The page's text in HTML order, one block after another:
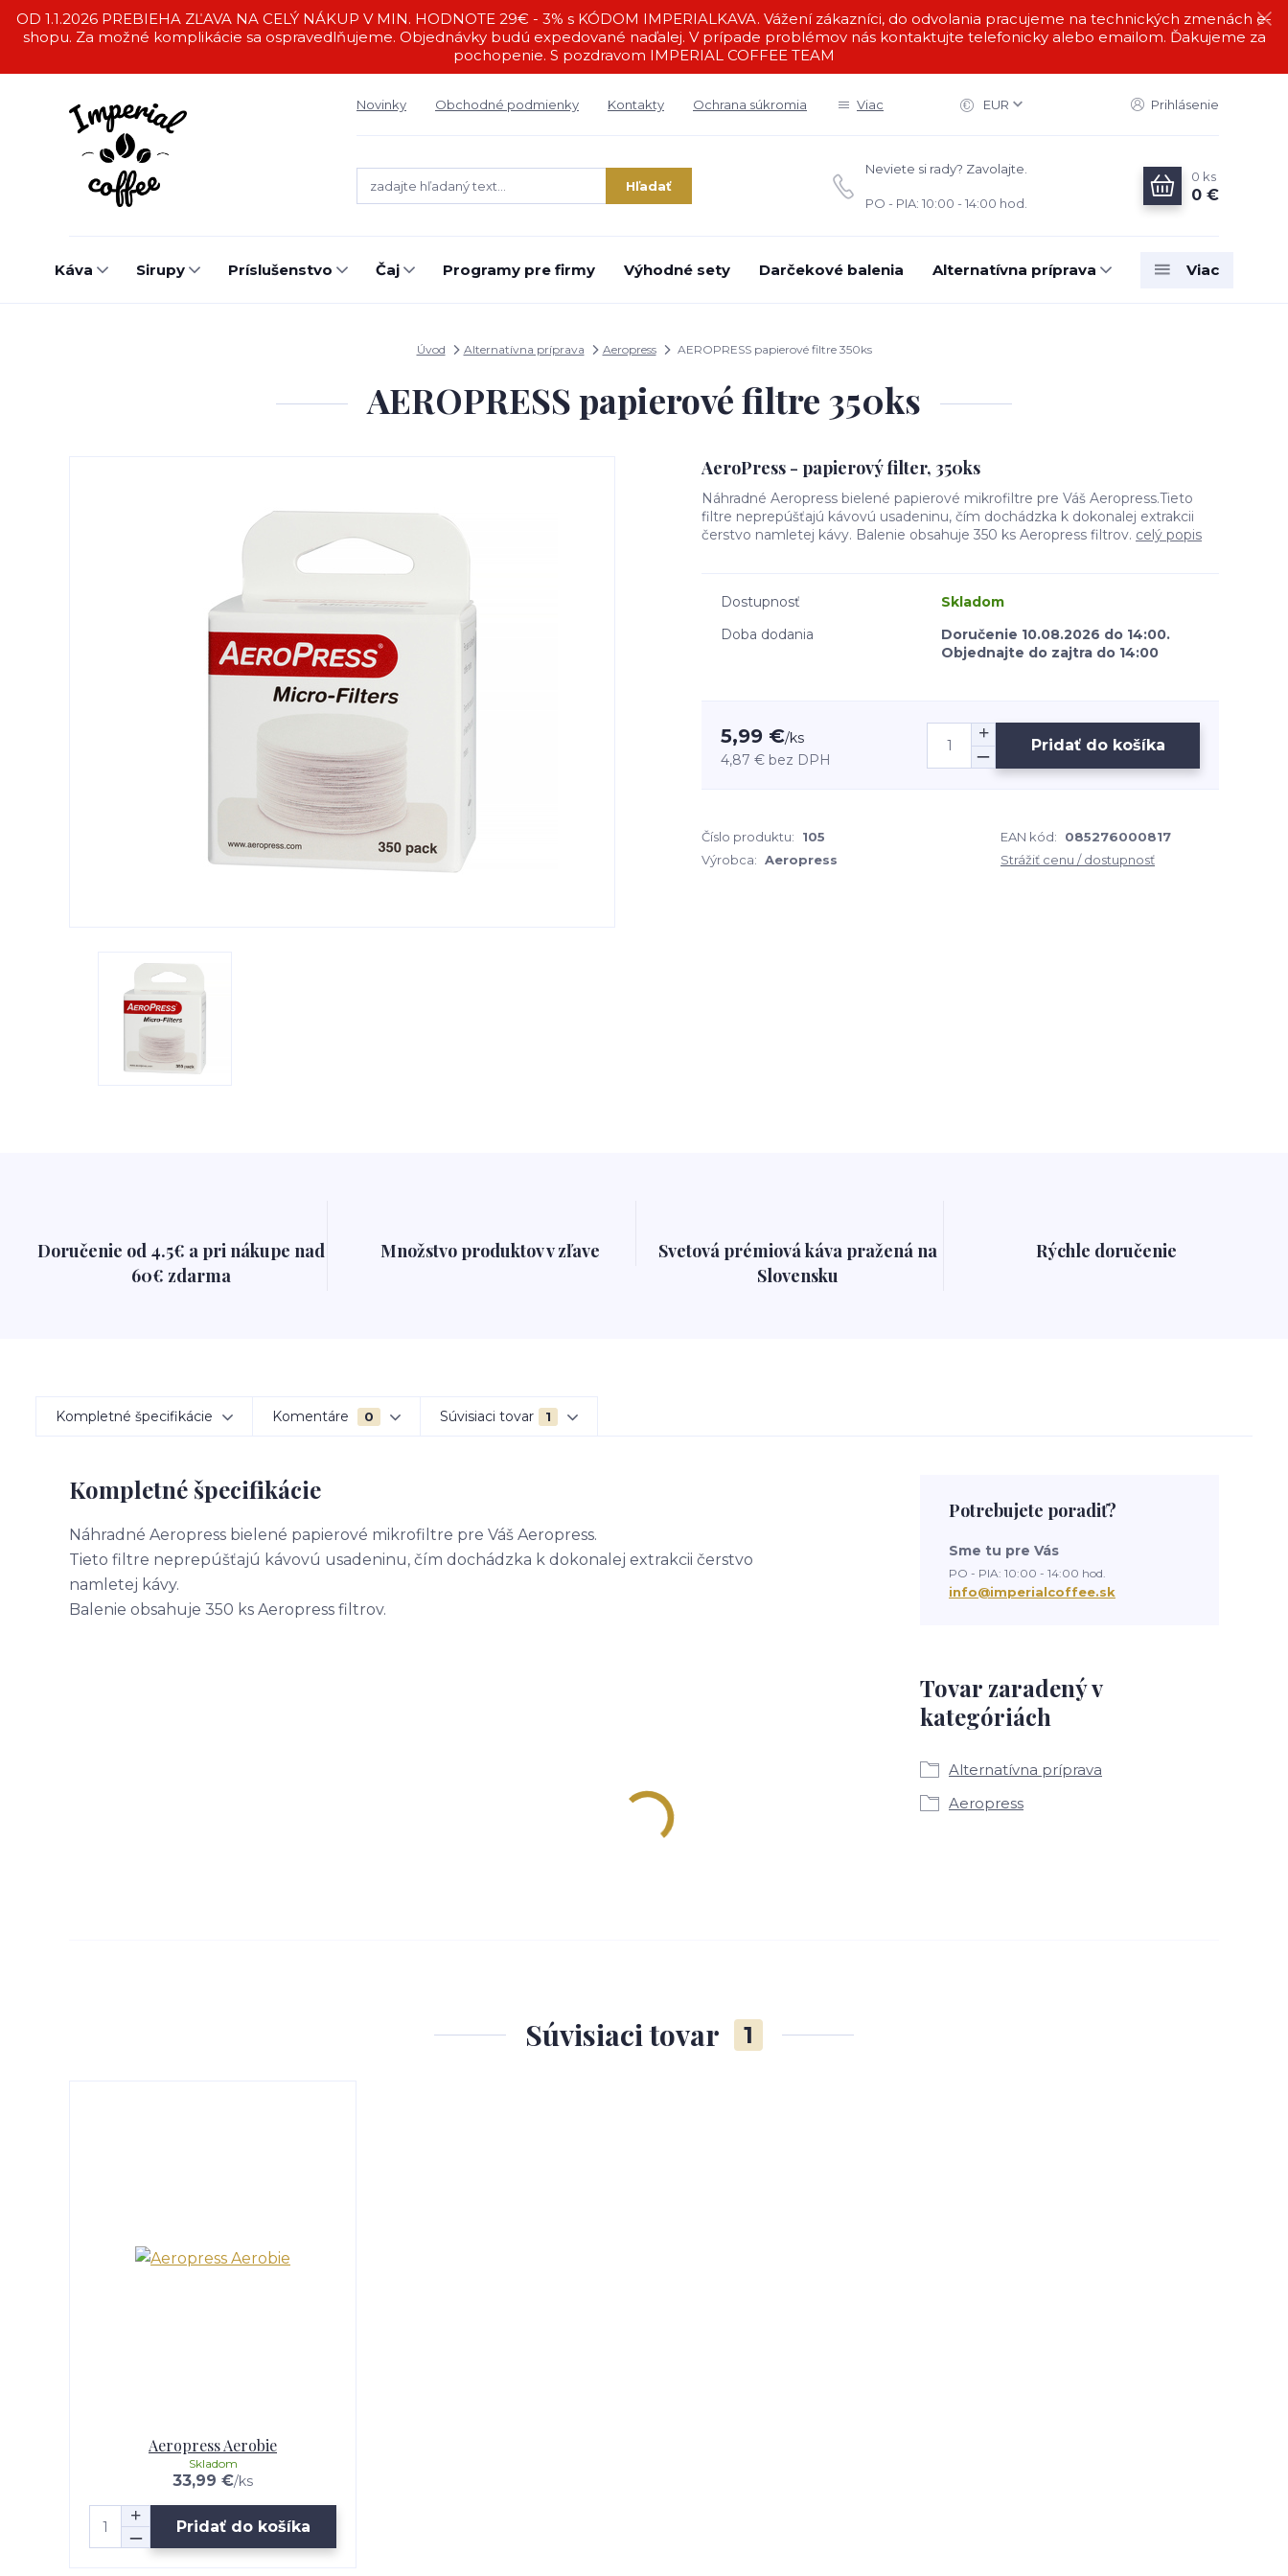
OD 1.1.2026 PREBIEHA ZĽAVA NA CELÝ NÁKUP V MIN. HODNOTE 29€ - 3% s KÓDOM IMPERIALKAVA. Vážení zákazníci, do odvolania pracujeme na technických zmenách e-
shopu. Za možné komplikácie sa ospravedlňujeme. Objednávky budú expedované naďalej. V prípade problémov nás kontaktujte telefonicky alebo emailom. Ďakujeme za
pochopenie. S pozdravom IMPERIAL COFFEE TEAM
Novinky Obchodné podmienky Kontakty Ochrana súkromia Viac EUR Prihlásenie
Hľadať
Neviete si rady? Zavolajte.
PO - PIA: 10:00 - 14:00 hod.
0 ks
0 €
Káva Sirupy Príslušenstvo Čaj Programy pre firmy Výhodné sety Darčekové balenia Alternatívna príprava Viac
Úvod Alternatívna príprava Aeropress AEROPRESS papierové filtre 350ks
AEROPRESS papierové filtre 350ks
AeroPress - papierový filter, 350ks
Náhradné Aeropress bielené papierové mikrofiltre pre Váš Aeropress.Tieto
filtre neprepúšťajú kávovú usadeninu, čím dochádzka k dokonalej extrakcii
čerstvo namletej kávy. Balenie obsahuje 350 ks Aeropress filtrov. celý popis
Dostupnosť
Skladom
Doba dodania
Doručenie 10.08.2026 do 14:00.
Objednajte do zajtra do 14:00
5,99 €/ks
4,87 € bez DPH
Pridať do košíka
Číslo produktu: 105 EAN kód:
085276000817
Výrobca: Aeropress Strážiť cenu / dostupnosť
Doručenie od 4.5€ a pri nákupe nad
60€ zdarma
Množstvo produktov v zľave
Svetová prémiová káva pražená na
Slovensku
Rýchle doručenie
Kompletné špecifikácie Komentáre 0 Súvisiaci tovar 1
Kompletné špecifikácie
Náhradné Aeropress bielené papierové mikrofiltre pre Váš Aeropress.
Tieto filtre neprepúšťajú kávovú usadeninu, čím dochádzka k dokonalej extrakcii čerstvo
namletej kávy.
Balenie obsahuje 350 ks Aeropress filtrov.
Tovar zaradený v
kategóriách
Alternatívna príprava
Aeropress
Potrebujete poradiť?
Sme tu pre Vás
PO - PIA: 10:00 - 14:00 hod.
info@imperialcoffee.sk
Súvisiaci tovar 1
Aeropress Aerobie
33,99 €/ks
Skladom
Pridať do košíka